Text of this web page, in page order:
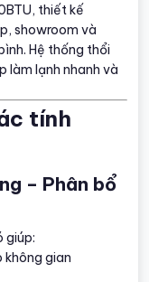
thiết kế
showroom và
Hệ thống thổi
làm lạnh nhanh và
tính
– Phân bổ
giúp:
không gian